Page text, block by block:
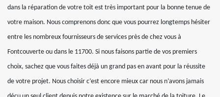
dans la réparation de votre toit est très important pour la bonne tenue de
votre maison. Nous comprenons donc que vous pourrez longtemps hésiter
entre les nombreux fournisseurs de services près de chez vous à
Fontcouverte ou dans le 11700. Si nous faisons partie de vos premiers
choix, sachez que vous faites déjà un grand pas en avant pour la réussite
de votre projet. Nous choisir c’est encore mieux car nous n’avons jamais